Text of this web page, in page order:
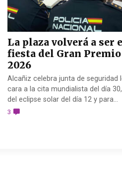
La plaza volverá a ser
fiesta del Gran
2026
Alcañiz celebra junta de seguridad
cara a la cita mundialista del día
del eclipse solar del día 12 y para...
3